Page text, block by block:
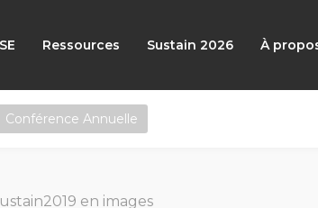
Ressources Sustain 2026 À
Conférence Annuelle
en images